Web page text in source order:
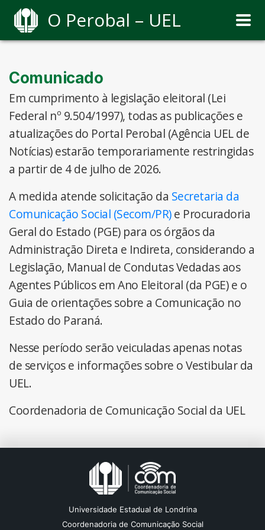
O Perobal – UEL
Comunicado
Em cumprimento à legislação eleitoral (Lei
Federal nº 9.504/1997), todas as publicações e
atualizações do Portal Perobal (Agência UEL de
Notícias) estarão temporariamente restringidas
a partir de 4 de julho de 2026.
A medida atende solicitação da Secretaria da
Comunicação Social (Secom/PR)e Procuradoria
Geral do Estado (PGE) para os órgãos da
Administração Direta e Indireta, considerando a
Legislação, Manual de Condutas Vedadas aos
Agentes Públicos em Ano Eleitoral (da PGE) e o
Guia de orientações sobre a Comunicação no
Estado do Paraná.
Nesse período serão veiculadas apenas notas
de serviços e informações sobre o Vestibular da
UEL.
Coordenadoria de Comunicação Social da UEL
Universidade Estadual de Londrina
Coordenadoria de Comunicação Social